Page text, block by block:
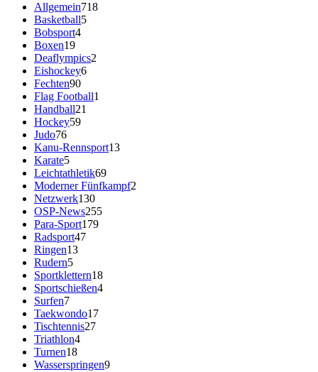
Allgemein718
Basketball5
Bobsport4
Boxen19
Deaflympics2
Eishockey6
Fechten90
Flag Football1
Handball21
Hockey59
Judo76
Kanu-Rennsport13
Karate5
Leichtathletik69
Moderner Fünfkampf2
Netzwerk130
OSP-News255
Para-Sport179
Radsport47
Ringen13
Rudern5
Sportklettern18
Sportschießen4
Surfen7
Taekwondo17
Tischtennis27
Triathlon4
Turnen18
Wasserspringen9